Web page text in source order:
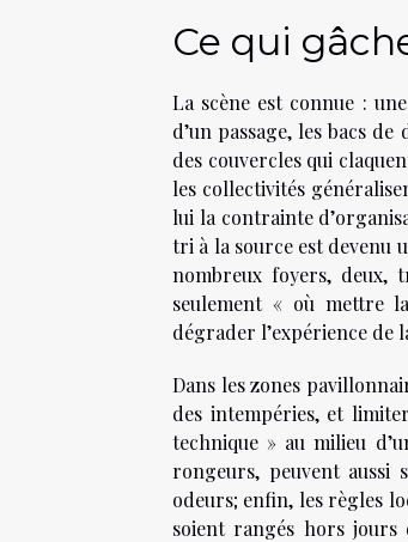
Ce qui
La scène est connue :
d’un passage, les bacs
des couvercles qui
les collectivités
lui la contrainte
tri à la source est devenu
nombreux foyers, deux,
seulement « où mettre
dégrader l’expérience de
Dans les zones
des intempéries, et
technique » au milieu
rongeurs, peuvent aussi
odeurs; enfin, les règles
soient rangés hors jours